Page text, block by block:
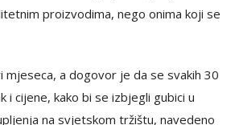
proizvodima, nego onima koji se
a dogovor je da se svakih 30
i cijene, kako bi se izbjegli gubici u
na svjetskom tržištu, navedeno